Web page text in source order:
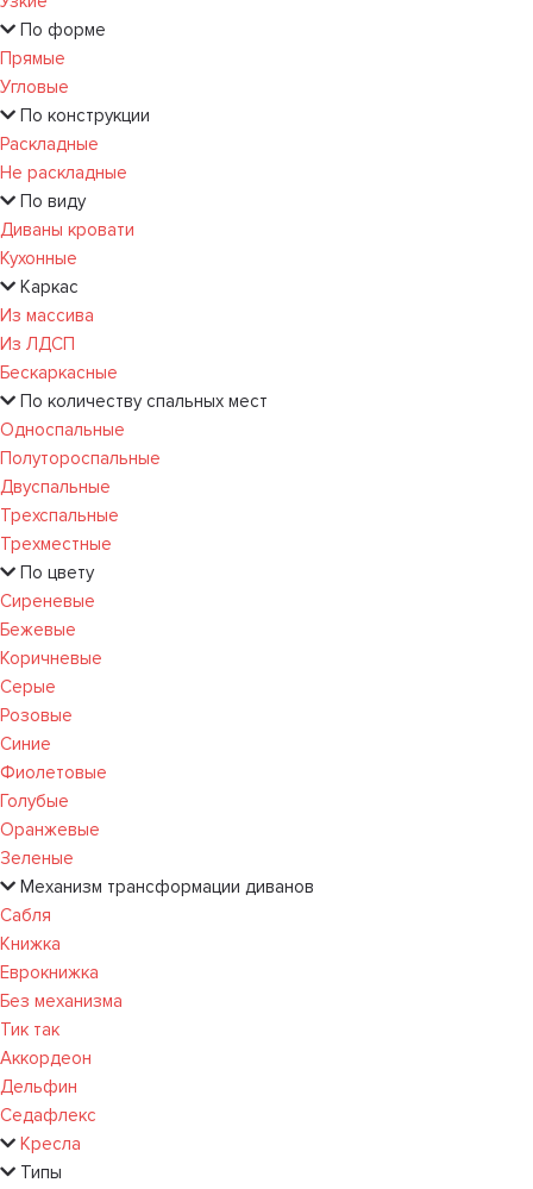
По форме
Прямые
Угловые
По конструкции
Раскладные
Не раскладные
По виду
Диваны кровати
Кухонные
Каркас
Из массива
Из ЛДСП
Бескаркасные
По количеству спальных мест
Односпальные
Полутороспальные
Двуспальные
Трехспальные
Трехместные
По цвету
Сиреневые
Бежевые
Коричневые
Серые
Розовые
Синие
Фиолетовые
Голубые
Оранжевые
Зеленые
Механизм трансформации диванов
Сабля
Книжка
Еврокнижка
Без механизма
Тик так
Аккордеон
Дельфин
Седафлекс
Кресла
Типы